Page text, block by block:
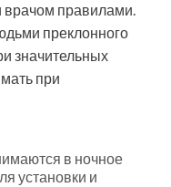
врачом правилами.
преклонного
значительных
при
в ночное
установки и